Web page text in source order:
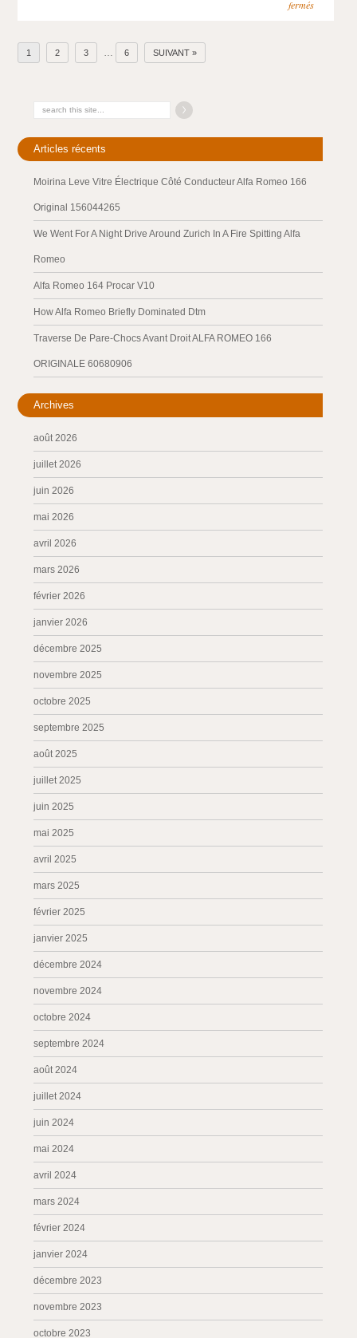
fermés
1 2 3 … 6 SUIVANT »
Articles récents
Moirina Leve Vitre Électrique Côté Conducteur Alfa Romeo 166
Original 156044265
We Went For A Night Drive Around Zurich In A Fire Spitting Alfa
Romeo
Alfa Romeo 164 Procar V10
How Alfa Romeo Briefly Dominated Dtm
Traverse De Pare-Chocs Avant Droit ALFA ROMEO 166
ORIGINALE 60680906
Archives
août 2026
juillet 2026
juin 2026
mai 2026
avril 2026
mars 2026
février 2026
janvier 2026
décembre 2025
novembre 2025
octobre 2025
septembre 2025
août 2025
juillet 2025
juin 2025
mai 2025
avril 2025
mars 2025
février 2025
janvier 2025
décembre 2024
novembre 2024
octobre 2024
septembre 2024
août 2024
juillet 2024
juin 2024
mai 2024
avril 2024
mars 2024
février 2024
janvier 2024
décembre 2023
novembre 2023
octobre 2023